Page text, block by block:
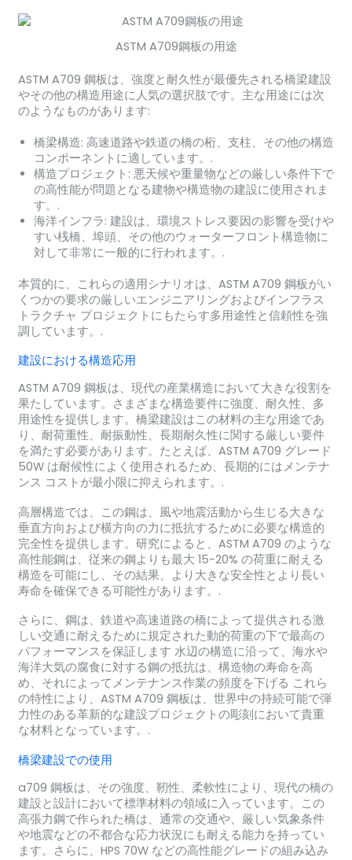
ASTM A709鋼板の用途
ASTM A709 鋼板は、強度と耐久性が最優先される橋梁建設
やその他の構造用途に人気の選択肢です。主な用途には次
のようなものがあります:
橋梁構造: 高速道路や鉄道の橋の桁、支柱、その他の構造
コンポーネントに適しています。.
構造プロジェクト: 悪天候や重量物などの厳しい条件下で
の高性能が問題となる建物や構造物の建設に使用されま
す。.
海洋インフラ: 建設は、環境ストレス要因の影響を受けや
すい桟橋、埠頭、その他のウォーターフロント構造物に
対して非常に一般的に行われます。.
本質的に、これらの適用シナリオは、ASTM A709 鋼板がい
くつかの要求の厳しいエンジニアリングおよびインフラス
トラクチャ プロジェクトにもたらす多用途性と信頼性を強
調しています。.
建設における構造応用
ASTM A709 鋼板は、現代の産業構造において大きな役割を
果たしています。さまざまな構造要件に強度、耐久性、多
用途性を提供します。橋梁建設はこの材料の主な用途であ
り、耐荷重性、耐振動性、長期耐久性に関する厳しい要件
を満たす必要があります。たとえば、ASTM A709 グレード
50W は耐候性によく使用されるため、長期的にはメンテナ
ンス コストが最小限に抑えられます。.
高層構造では、この鋼は、風や地震活動から生じる大きな
垂直方向および横方向の力に抵抗するために必要な構造的
完全性を提供します。研究によると、ASTM A709 のような
高性能鋼は、従来の鋼よりも最大 15-20% の荷重に耐える
構造を可能にし、その結果、より大きな安全性とより長い
寿命を確保できる可能性があります。.
さらに、鋼は、鉄道や高速道路の橋によって提供される激
しい交通に耐えるために規定された動的荷重の下で最高の
パフォーマンスを保証します 水辺の構造に沿って、海水や
海洋大気の腐食に対する鋼の抵抗は、構造物の寿命を高
め、それによってメンテナンス作業の頻度を下げる これら
の特性により、ASTM A709 鋼板は、世界中の持続可能で弾
力性のある革新的な建設プロジェクトの彫刻において貴重
な材料となっています。.
橋梁建設での使用
a709 鋼板は、その強度、靭性、柔軟性により、現代の橋の
建設と設計において標準材料の領域に入っています。この
高張力鋼で作られた橋は、通常の交通や、厳しい気象条件
や地震などの不都合な応力状況にも耐える能力を持ってい
ます。さらに、HPS 70W などの高性能グレードの組み込み